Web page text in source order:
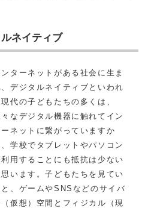
ネイティブ
ンターネットがある社会に生ま
、デジタルネイティブといわれ
現代の子どもたちの多くは、
々なデジタル機器に触れてイン
ーネットに繋がっていますか
、学校でタブレットやパソコン
利用することにも抵抗は少ない
思います。子どもたちを見てい
と、ゲームやSNSなどのサイバ
（仮想）空間とフィジカル（現